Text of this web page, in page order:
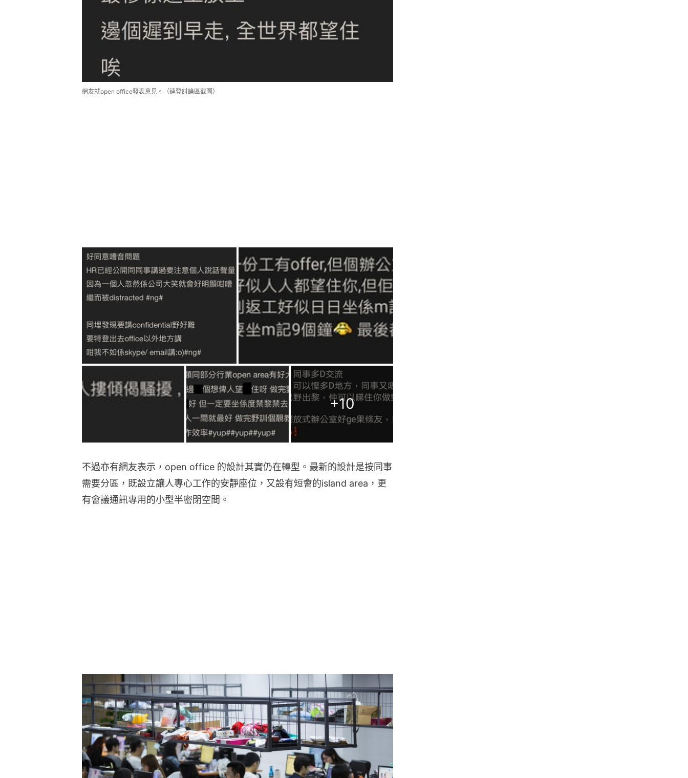
網友就open office發表意見。（連登討論區截圖）
+10
不過亦有網友表示，open office 的設計其實仍在轉型。最新的設計是按同事
需要分區，既設立讓人專心工作的安靜座位，又設有短會的island area，更
有會議通訊專用的小型半密閉空間。